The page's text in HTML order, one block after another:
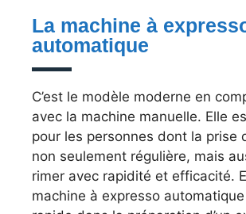
La machine à
automatique
C’est le modèle moderne en
avec la machine manuelle. Elle
pour les personnes dont la prise
non seulement régulière, mais
rimer avec rapidité et efficacité.
machine à expresso